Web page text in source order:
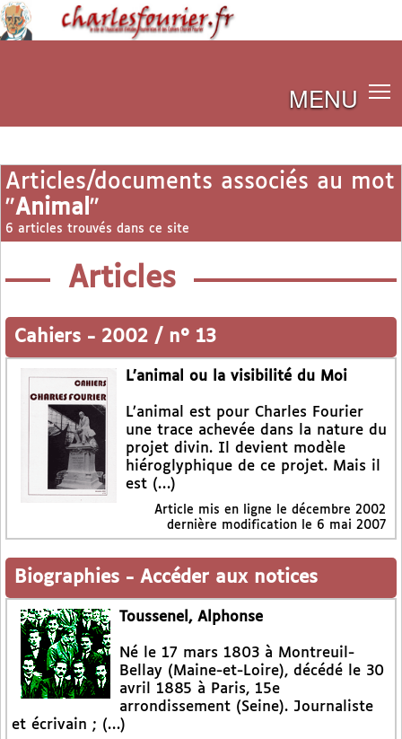
MENU
Articles/documents associés au mot
"Animal "
6 articles trouvés dans ce site
Articles
Cahiers - 2002 / n° 13
L’animal ou la visibilité du Moi
L’animal est pour Charles Fourier
une trace achevée dans la nature du
projet divin. Il devient modèle
hiéroglyphique de ce projet. Mais il
est (…)
Article mis en ligne le décembre 2002
dernière modification le 6 mai 2007
Biographies - Accéder aux notices
Toussenel, Alphonse
Né le 17 mars 1803 à Montreuil-
Bellay (Maine-et-Loire), décédé le 30
avril 1885 à Paris, 15e
arrondissement (Seine). Journaliste
et écrivain ; (…)